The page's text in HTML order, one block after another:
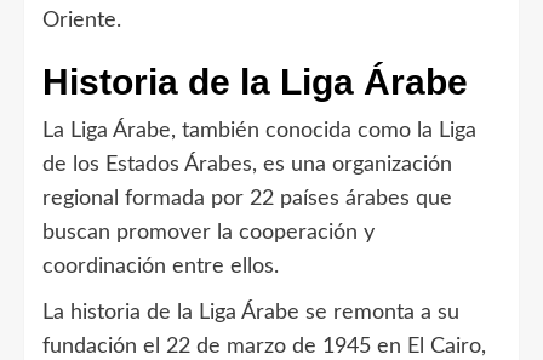
Oriente.
Historia de la Liga Árabe
La Liga Árabe, también conocida como la Liga
de los Estados Árabes, es una organización
regional formada por 22 países árabes que
buscan promover la cooperación y
coordinación entre ellos.
La historia de la Liga Árabe se remonta a su
fundación el 22 de marzo de 1945 en El Cairo,